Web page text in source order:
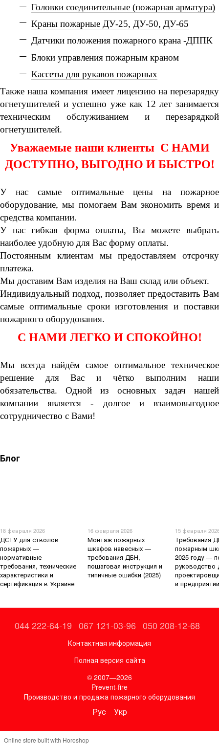
Головки соединительные (пожарная арматура)
Краны пожарные ДУ-25, ДУ-50, ДУ-65
Датчики положения пожарного крана -ДППК
Блоки управления пожарным краном
Кассеты для рукавов пожарных
Также наша компания имеет лицензию на перезарядку
огнетушителей и успешно уже как 12 лет занимается
техническим обслуживанием и перезарядкой
огнетушителей.
Уважаемые наши клиенты С НАМИ
ДОСТУПНО, ВЫГОДНО И БЫСТРО!
У нас самые оптимальные цены на пожарное
оборудование, мы помогаем Вам экономить время и
средства компании.
У нас гибкая форма оплаты, Вы можете выбрать
наиболее удобную для Вас форму оплаты.
Постоянным клиентам мы предоставляем отсрочку
платежа.
Мы доставим Вам изделия на Ваш склад или объект.
Индивидуальный подход, позволяет предоставить Вам
самые оптимальные сроки изготовления и поставки
пожарного оборудования.
С НАМИ ЛЕГКО И СПОКОЙНО!
Мы всегда найдём самое оптимальное техническое
решение для Вас и чётко выполним наши
обязательства. Одной из основных задач нашей
компании является - долгое и взаимовыгодное
сотрудничество с Вами!
Блог
18 февраля 2026
ДСТУ для стволов
пожарных —
нормативные
требования, технические
характеристики и
сертификация в Украине
16 февраля 2026
Монтаж пожарных
шкафов навесных —
требования ДБН,
пошаговая инструкция и
типичные ошибки (2025)
15 февраля
Требования
пожарным
2025 году —
руководство
и
044 222-64-19 067 121-03-96 050 208-12-68
Контактная информация
Полная версия сайта
© 2007—2026
Prevent-fire
Производство и продажа пожарного оборудования
Рус Укр
Online store built with Horoshop